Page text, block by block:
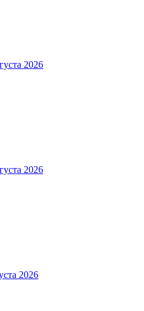
2026
2026
2026